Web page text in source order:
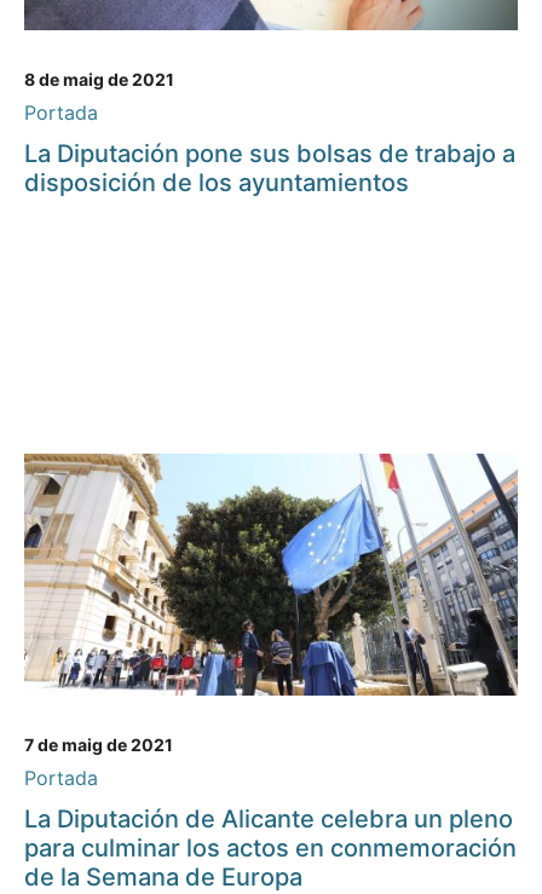
8 de maig de 2021
Portada
La Diputación pone sus bolsas de trabajo a
disposición de los ayuntamientos
7 de maig de 2021
Portada
La Diputación de Alicante celebra un pleno
para culminar los actos en conmemoración
de la Semana de Europa